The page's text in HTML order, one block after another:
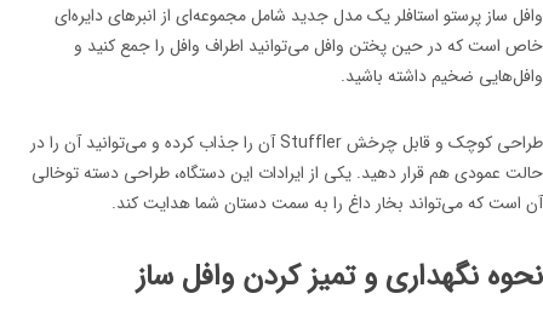
وافل ساز پرستو استافلر یک مدل جدید شامل مجموعه‌ای از انبرهای دایره‌ای
خاص است که در حین پختن وافل می‌توانید اطراف وافل را جمع کنید و
وافل‌هایی ضخیم داشته باشید.
طراحی کوچک و قابل چرخش Stuffler آن را جذاب کرده و می‌توانید آن را در
حالت عمودی هم قرار دهید. یکی از ایرادات این دستگاه، طراحی دسته توخالی
آن است که می‌تواند بخار داغ را به سمت دستان شما هدایت کند.
نحوه نگهداری و تمیز کردن وافل ساز